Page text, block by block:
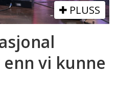
PLUSS
vi kunne